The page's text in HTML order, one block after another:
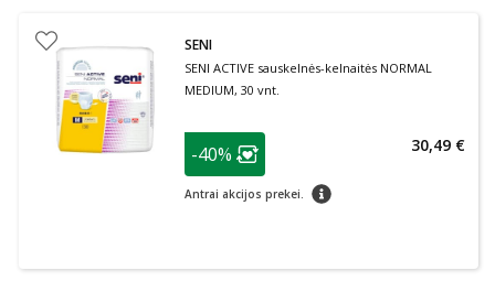
SENI
SENI ACTIVE sauskelnės-kelnaitės NORMAL
MEDIUM, 30 vnt.
patarimas
Lojalumo klubo narių nuolaida
-40%
Antrai akcijos prekei. patarimas
30,49 €